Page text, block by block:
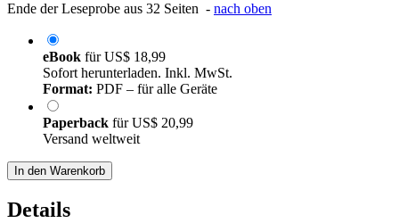
Ende der Leseprobe aus 32 Seiten - nach oben
eBook fürUS$ 18,99
Sofort herunterladen. Inkl. MwSt.
Format: PDF – für alle Geräte
Paperback fürUS$ 20,99
Versand weltweit
In den Warenkorb
Details